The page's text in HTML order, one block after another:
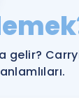
YDS ve
YDS ve
gelir?